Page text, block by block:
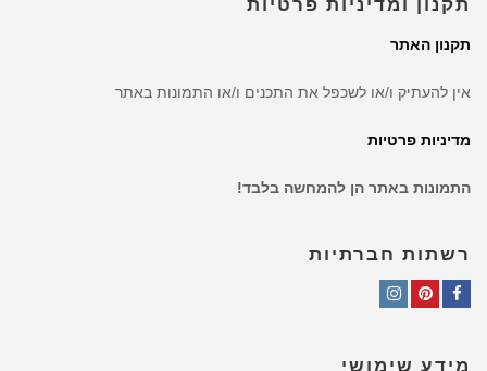
תקנון האתר
אין להעתיק ו/או לשכפל את התכנים ו/או התמונות באתר
מדיניות פרטיות
התמונות באתר הן להמחשה בלבד!
רשתות חברתיות
מידע שימושי